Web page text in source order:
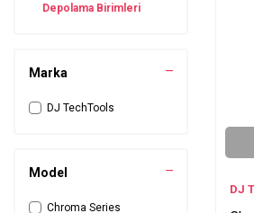
Depolama Birimleri
Marka
DJ TechTools
Model
Chroma Series
DJ